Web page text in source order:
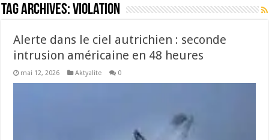
Tag Archives:violation
Alerte dans le ciel autrichien : seconde
intrusion américaine en 48 heures
mai 12, 2026 Aktyalite 0